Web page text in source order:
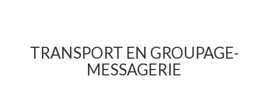
TRANSPORT EN GROUPAGE-
MESSAGERIE